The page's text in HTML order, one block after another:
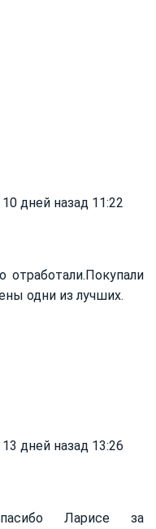
10 дней назад 11:22
отработали. Покупали
одни из лучших.
13 дней назад 13:26
Ларисе за